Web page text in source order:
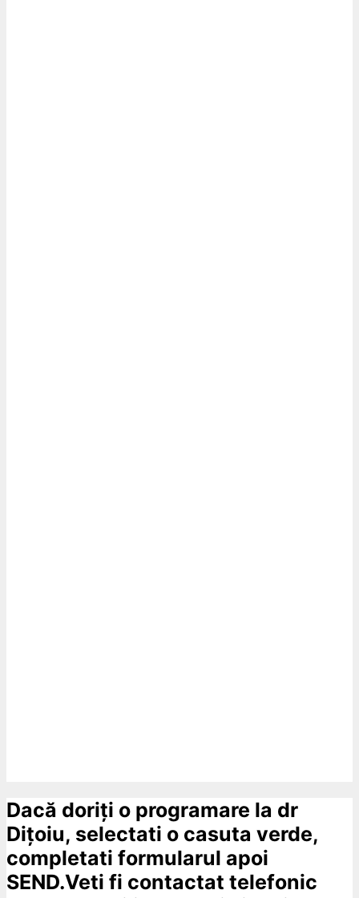
Dacă doriți o programare la dr
Dițoiu, selectati o casuta verde,
completati formularul apoi
SEND.Veti fi contactat telefonic